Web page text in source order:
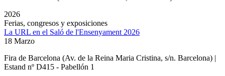
2026
Ferias, congresos y exposiciones
La URL en el Saló de l'Ensenyament 2026
18 Marzo
Fira de Barcelona (Av. de la Reina Maria Cristina, s/n. Barcelona) |
Estand nº D415 - Pabellón 1